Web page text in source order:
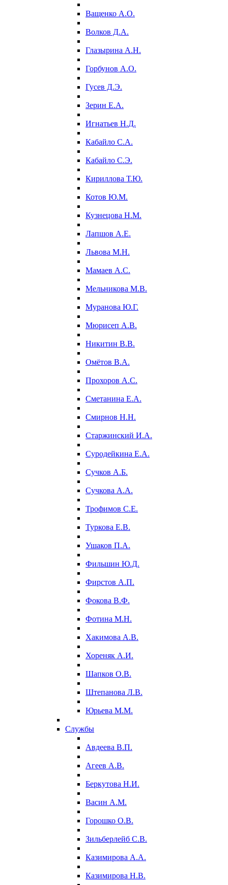
Ващенко А.О.
Волков Д.А.
Глазырина А.Н.
Горбунов А.О.
Гусев Д.Э.
Зерин Е.А.
Игнатьев Н.Д.
Кабайло С.А.
Кабайло С.Э.
Кириллова Т.Ю.
Котов Ю.М.
Кузнецова Н.М.
Лапшов А.Е.
Львова М.Н.
Мамаев А.С.
Мельникова М.В.
Муранова Ю.Г.
Мюрисеп А.В.
Никитин В.В.
Омётов В.А.
Прохоров А.С.
Сметанина Е.А.
Смирнов Н.Н.
Старжинский И.А.
Суродейкина Е.А.
Сучков А.Б.
Сучкова А.А.
Трофимов С.Е.
Туркова Е.В.
Ушаков П.А.
Фильшин Ю.Д.
Фирстов А.П.
Фокова В.Ф.
Фотина М.Н.
Хакимова А.В.
Хореняк А.И.
Шапков О.В.
Штепанова Л.В.
Юрьева М.М.
Службы
Авдеева В.П.
Агеев А.В.
Беркутова Н.И.
Васин А.М.
Горошко О.В.
Зильберлейб С.В.
Казимирова А.А.
Казимирова Н.В.